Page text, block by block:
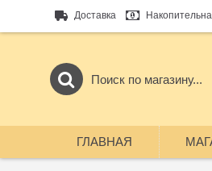
Доставка
ГЛАВНАЯ